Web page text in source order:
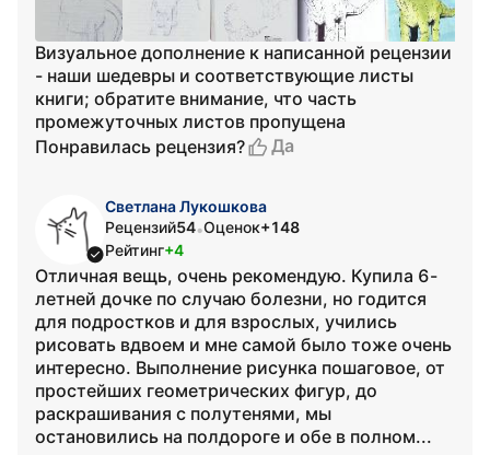
Визуальное дополнение к написанной рецензии
- наши шедевры и соответствующие листы
книги; обратите внимание, что часть
промежуточных листов пропущена
Понравилась рецензия?
Да
Светлана Лукошкова
Рецензий54•Оценок+148
Рейтинг+4
Отличная вещь, очень рекомендую. Купила 6-
летней дочке по случаю болезни, но годится
для подростков и для взрослых, учились
рисовать вдвоем и мне самой было тоже очень
интересно. Выполнение рисунка пошаговое, от
простейших геометрических фигур, до
раскрашивания с полутенями, мы
остановились на полдороге и обе в полном...